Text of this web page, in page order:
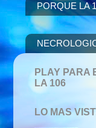
PORQUE LA
PLAY PARA
LA 106
LO MAS